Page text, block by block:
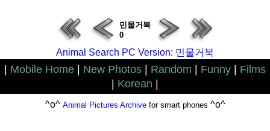
민물거북
0
Animal Search PC Version: 민물거북
Mobile Home New Photos Random Funny
Films
Korean
^o^ Animal Pictures Archivefor smart phones ^o^